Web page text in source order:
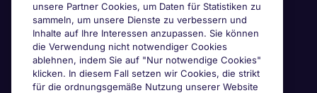
Awards & Zertifizierungen
unsere Partner Cookies, um Daten für Statistiken zu
sammeln, um unsere Dienste zu verbessern und
Inhalte auf Ihre Interessen anzupassen. Sie können
die Verwendung nicht notwendiger Cookies
ablehnen, indem Sie auf "Nur notwendige Cookies"
klicken. In diesem Fall setzen wir Cookies, die strikt
für die ordnungsgemäße Nutzung unserer Website